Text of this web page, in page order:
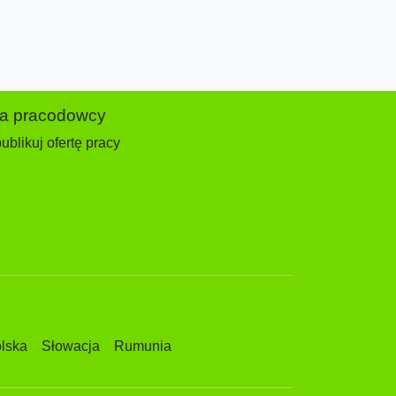
pracodowcy
ofertę pracy
Słowacja Rumunia